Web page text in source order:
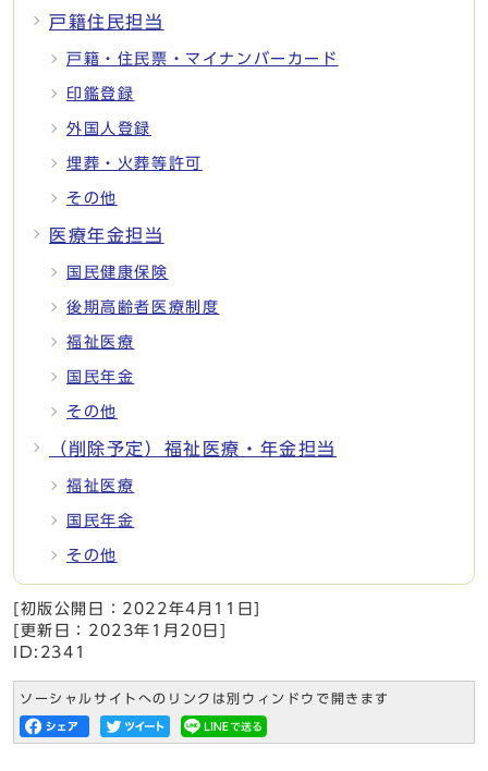
戸籍住民担当
戸籍・住民票・マイナンバーカード
印鑑登録
外国人登録
埋葬・火葬等許可
その他
医療年金担当
国民健康保険
後期高齢者医療制度
福祉医療
国民年金
その他
（削除予定）福祉医療・年金担当
福祉医療
国民年金
その他
[初版公開日： 2022年4月11日
[更新日： 2023年1月20日
ID:2341
ソーシャルサイトへのリンクは別ウィンドウで開きます